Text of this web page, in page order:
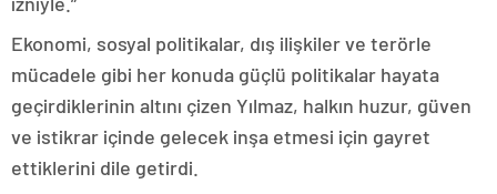
Ekonomi, sosyal politikalar, dış ilişkiler ve terörle
mücadele gibi her konuda güçlü politikalar hayata
geçirdiklerinin altını çizen Yılmaz, halkın huzur, güven
ve istikrar içinde gelecek inşa etmesi için gayret
ettiklerini dile getirdi.